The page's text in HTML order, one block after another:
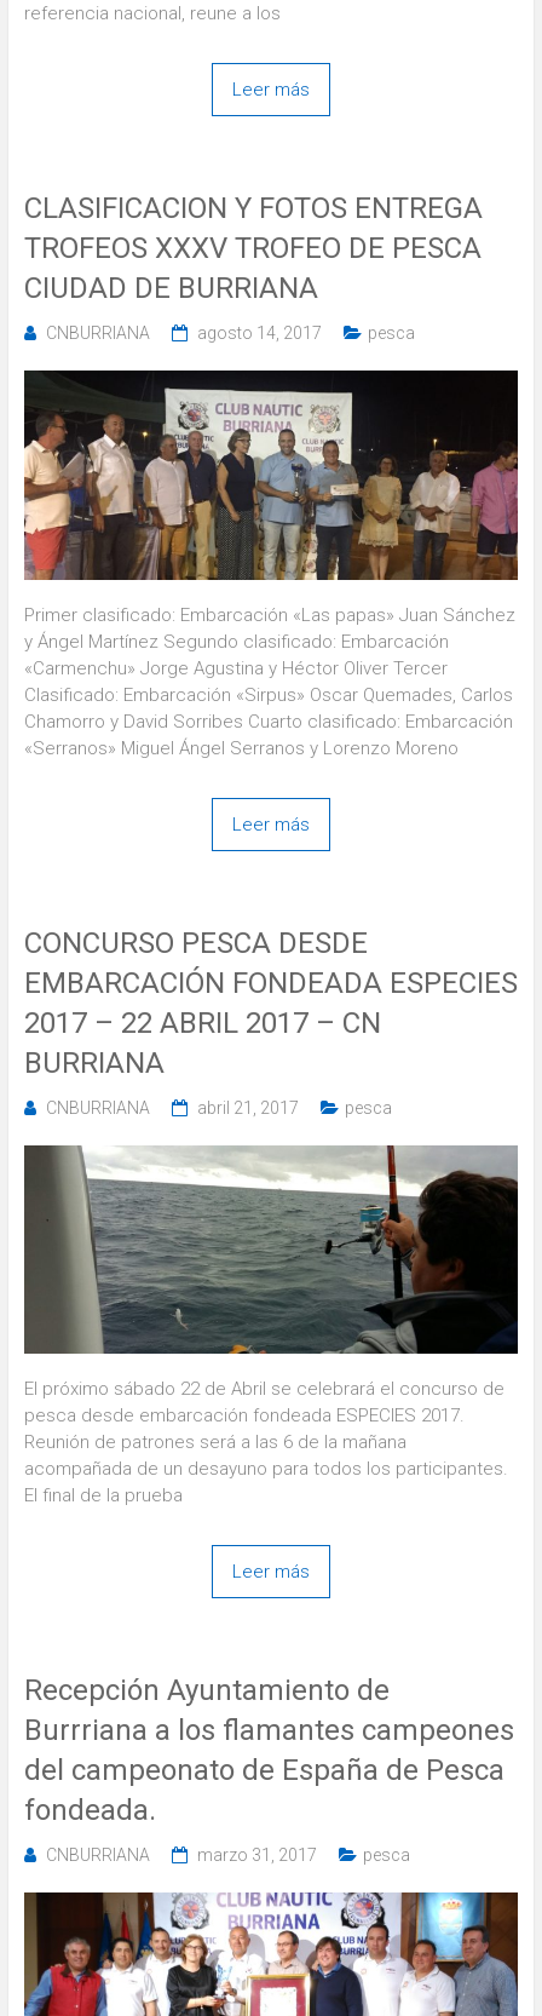
referencia nacional, reune a los
Leer más
CLASIFICACION Y FOTOS ENTREGA
TROFEOS XXXV TROFEO DE PESCA
CIUDAD DE BURRIANA
CNBURRIANA agosto 14, 2017 pesca
Primer clasificado: Embarcación «Las papas» Juan Sánchez
y Ángel Martínez Segundo clasificado: Embarcación
«Carmenchu» Jorge Agustina y Héctor Oliver Tercer
Clasificado: Embarcación «Sirpus» Oscar Quemades, Carlos
Chamorro y David Sorribes Cuarto clasificado: Embarcación
«Serranos» Miguel Ángel Serranos y Lorenzo Moreno
Leer más
CONCURSO PESCA DESDE
EMBARCACIÓN FONDEADA ESPECIES
2017 – 22 ABRIL 2017 – CN
BURRIANA
CNBURRIANA abril 21, 2017 pesca
El próximo sábado 22 de Abril se celebrará el concurso de
pesca desde embarcación fondeada ESPECIES 2017.
Reunión de patrones será a las 6 de la mañana
acompañada de un desayuno para todos los participantes.
El final de la prueba
Leer más
Recepción Ayuntamiento de
Burrriana a los flamantes campeones
del campeonato de España de Pesca
fondeada.
CNBURRIANA marzo 31, 2017 pesca